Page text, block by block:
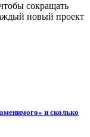
сокращать
новый проект
и сколько